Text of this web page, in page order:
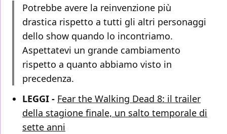
Potrebbe avere la reinvenzione più
drastica rispetto a tutti gli altri personaggi
dello show quando lo incontriamo.
Aspettatevi un grande cambiamento
rispetto a quanto abbiamo visto in
precedenza.
LEGGI - Fear the Walking Dead 8: il trailer
della stagione finale, un salto temporale di
sette anni